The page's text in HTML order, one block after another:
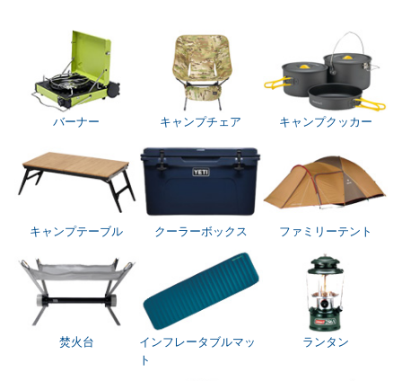
バーナー キャンプチェア キャンプクッカー
キャンプテーブル クーラーボックス ファミリーテント
焚火台
インフレータブルマッ
ト
ランタン